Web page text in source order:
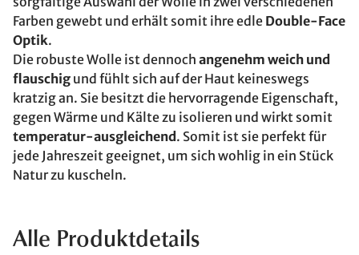
Farben gewebt und erhält somit ihre edle Double-Face
Optik.
Die robuste Wolle ist dennoch angenehm weich und
flauschig und fühlt sich auf der Haut keineswegs
kratzig an. Sie besitzt die hervorragende Eigenschaft,
gegen Wärme und Kälte zu isolieren und wirkt somit
temperatur-ausgleichend . Somit ist sie perfekt für
jede Jahreszeit geeignet, um sich wohlig in ein Stück
Natur zu kuscheln.
Alle Produktdetails